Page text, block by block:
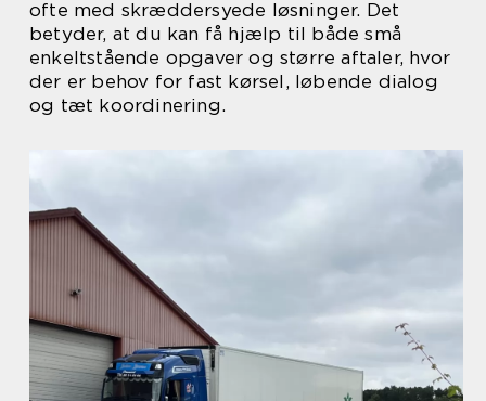
ofte med skræddersyede løsninger. Det
betyder, at du kan få hjælp til både små
enkeltstående opgaver og større aftaler, hvor
der er behov for fast kørsel, løbende dialog
og tæt koordinering.